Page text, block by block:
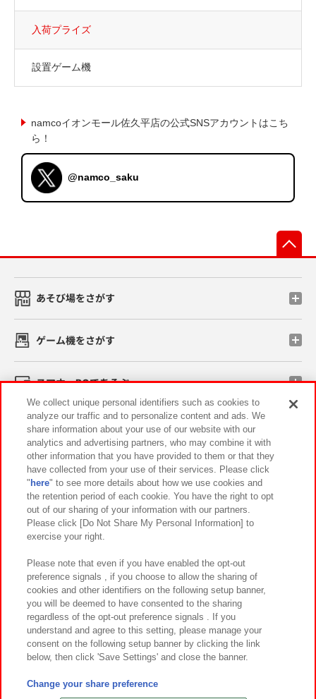
入荷プライズ
設置ゲーム機
namcoイオンモール佐久平店の公式SNSアカウントはこち
ら！
@namco_saku
あそび場をさがす
ゲーム機をさがす
スマホ・PCであそぶ
イベント・キャンペーン
関連会社 サステナビリティ サイトポリシー
プライバシーポリシー ウェブアクセシビリティ方針と検証結果
お取引先さまとともに
カスタマーハラスメント対応方針 よくあるご質問・お問い合わせ
©Bandai Namco Amusement Inc.
©Bandai Namco Amusement Lab Inc.
We collect unique personal identifiers such as cookies to
analyze our traffic and to personalize content and ads. We
share information about your use of our website with our
analytics and advertising partners, who may combine it with
other information that you have provided to them or that they
have collected from your use of their services. Please click
" here" to see more details about how we use cookies and
the retention period of each cookie. You have the right to opt
out of our sharing of your information with our partners.
Please click [Do Not Share My Personal Information] to
exercise your right.
Please note that even if you have enabled the opt-out
preference signals , if you choose to allow the sharing of
cookies and other identifiers on the following setup banner,
you will be deemed to have consented to the sharing
regardless of the opt-out preference signals . If you
understand and agree to this setting, please manage your
consent on the following setup banner by clicking the link
below, then click 'Save Settings' and close the banner.
Change your share preference